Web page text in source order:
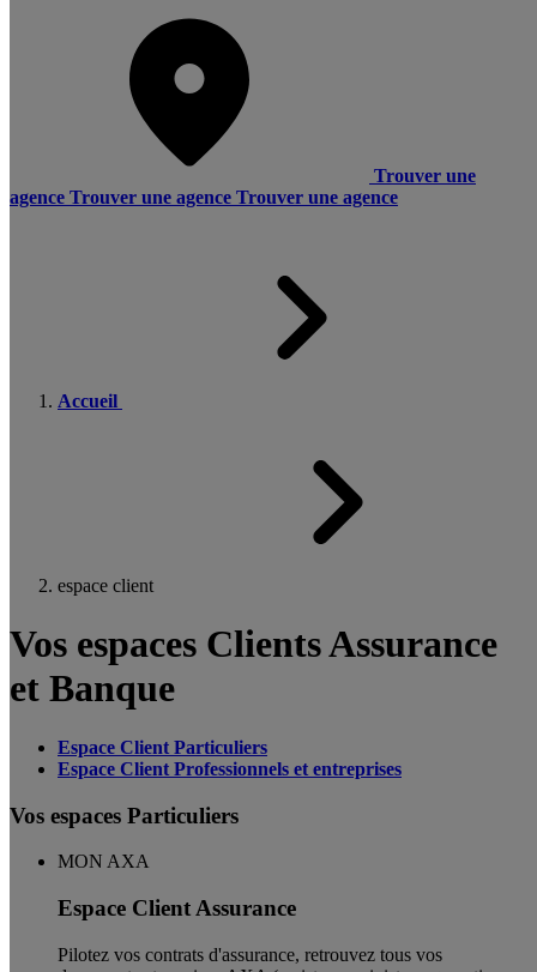
Trouver une
agence Trouver une agence Trouver une agence
Accueil
espace client
Vos espaces Clients Assurance
et Banque
Espace Client Particuliers
Espace Client Professionnels et entreprises
Vos espaces Particuliers
MON AXA
Espace Client Assurance
Pilotez vos contrats d'assurance, retrouvez tous vos